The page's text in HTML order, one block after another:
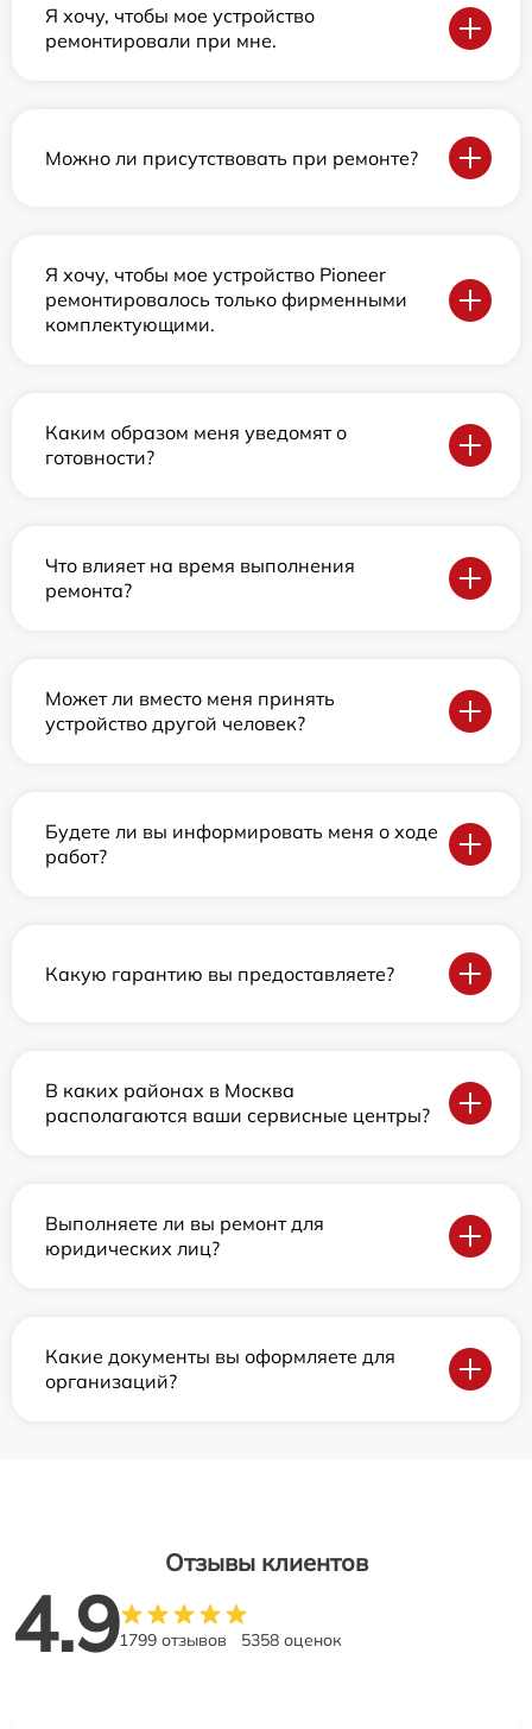
Я хочу, чтобы мое устройство
ремонтировали при мне.
Можно ли присутствовать при ремонте?
Я хочу, чтобы мое устройство Pioneer
ремонтировалось только фирменными
комплектующими.
Каким образом меня уведомят о
готовности?
Что влияет на время выполнения
ремонта?
Может ли вместо меня принять
устройство другой человек?
Будете ли вы информировать меня о ходе
работ?
Какую гарантию вы предоставляете?
В каких районах в Москва
располагаются ваши сервисные центры?
Выполняете ли вы ремонт для
юридических лиц?
Какие документы вы оформляете для
организаций?
Отзывы клиентов
4.91799 отзывов 5358 оценок